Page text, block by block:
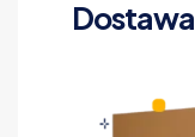
Dostawa